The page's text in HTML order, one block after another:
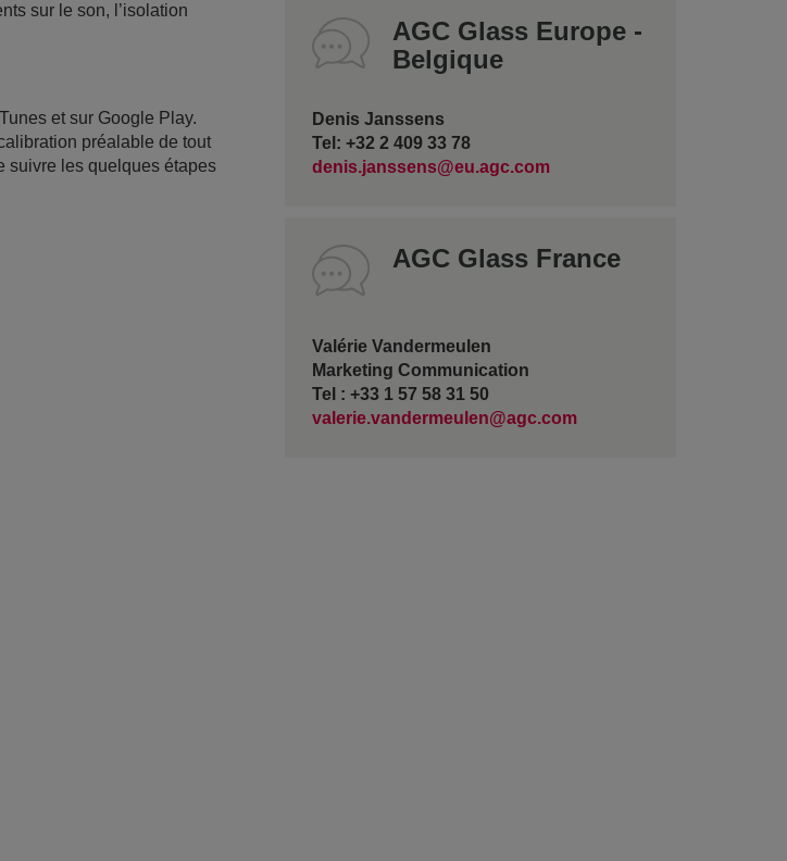
sur le son, l’isolation
et sur Google Play.
préalable de tout
suivre les quelques étapes
AGC Glass Europe -
Belgique
Denis Janssens
Tel: +32 2 409 33 78
denis.janssens@eu.agc.com
AGC Glass France
Valérie Vandermeulen
Marketing Communication
Tel : +33 1 57 58 31 50
valerie.vandermeulen@agc.com